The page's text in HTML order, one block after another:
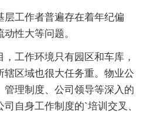
工作者普遍存在着年纪偏
性大等问题。
工作环境只有园区和车库，
辖区域也很大任务重。物业公
管理制度、公司领导等深入的
自身工作制度的`培训交叉、